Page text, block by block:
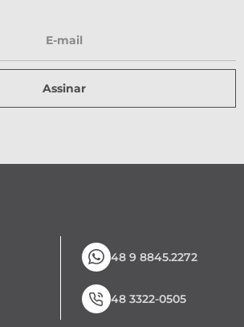
Assinar
48 9 8845.2272
48 3322-0505